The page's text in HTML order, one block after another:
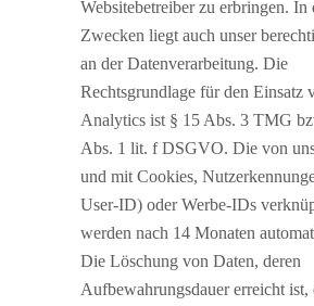
Websitebetreiber zu erbringen. In
Zwecken liegt auch unser
an der Datenverarbeitung. Die
Rechtsgrundlage für den Einsatz
Analytics ist § 15 Abs. 3 TMG
Abs. 1 lit. f DSGVO. Die von uns
und mit Cookies,
User-ID) oder Werbe-IDs
werden nach 14 Monaten
Die Löschung von Daten, deren
Aufbewahrungsdauer erreicht ist,